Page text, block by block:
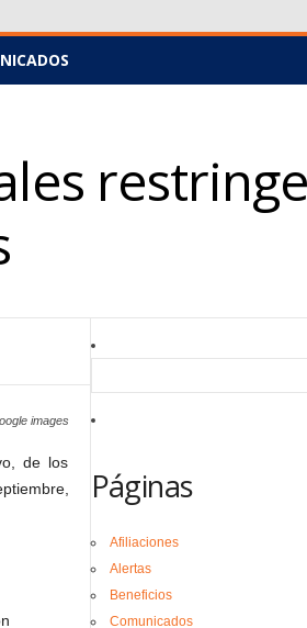
images
de los
Páginas
Afiliaciones
Alertas
Beneficios
Comunicados